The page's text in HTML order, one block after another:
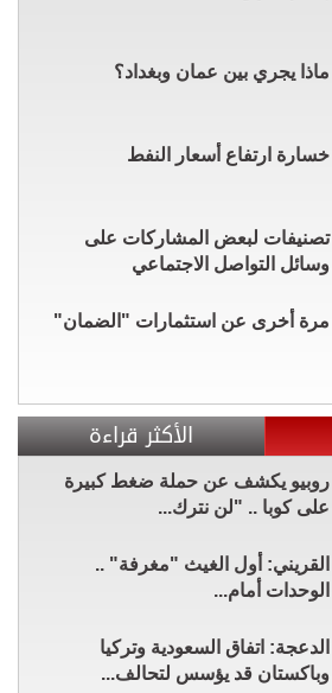
ماذا يجري بين عمان وبغداد؟
خسارة ارتفاع أسعار النفط
تصنيفات لبعض المشاركات على
وسائل التواصل الاجتماعي
مرة أخرى عن استثمارات "الضمان"
الأكثر قراءة
روبيو يكشف عن حملة ضغط كبيرة
على كوبا .. "لن نترك...
القريني: أول الغيث "مغرفة" ..
الوحدات أمام...
الدعجة: اتفاق السعودية وتركيا
وباكستان قد يؤسس لتحالف...